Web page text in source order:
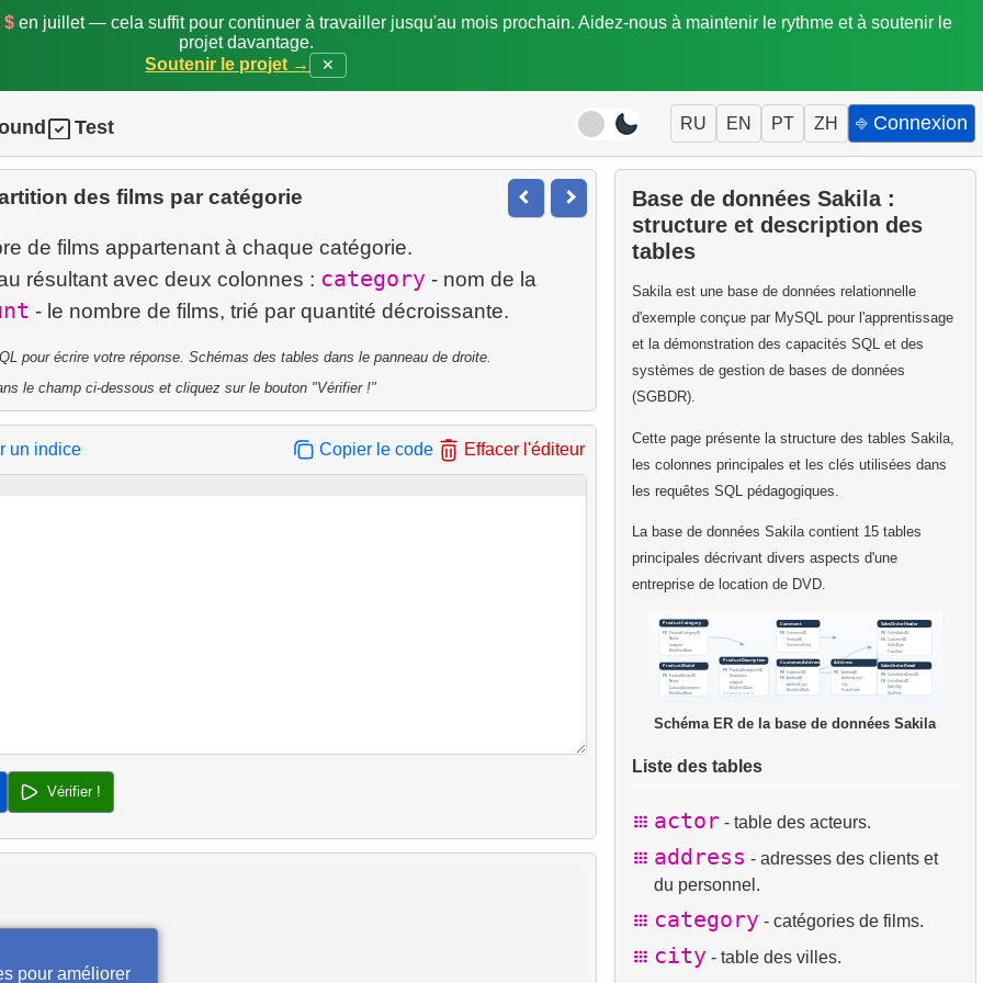
$en juillet — cela suffit pour continuer à travailler jusqu'au mois prochain. Aidez-nous à maintenir le rythme et à soutenir le
projet davantage.
Soutenir le projet →
✕
Test RU EN PT ZH ⎆ Connexion
des films par catégorie
de films appartenant à chaque catégorie.
résultant avec deux colonnes : category - nom de la
pour écrire votre réponse. Schémas des tables dans le panneau de droite.
le champ ci-dessous et cliquez sur le bouton "Vérifier !"
un indice Copier le code Effacer l'éditeur
Vérifier !
Base de données Sakila :
structure et description des
tables
Sakila est une base de données relationnelle
d'exemple conçue par MySQL pour l'apprentissage
et la démonstration des capacités SQL et des
systèmes de gestion de bases de données
(SGBDR).
Cette page présente la structure des tables Sakila,
les colonnes principales et les clés utilisées dans
les requêtes SQL pédagogiques.
La base de données Sakila contient 15 tables
principales décrivant divers aspects d'une
entreprise de location de DVD.
Schéma ER de la base de données Sakila
Liste des tables
actor - table des acteurs.
address - adresses des clients et
du personnel.
category - catégories de films.
city - table des villes.
pour améliorer